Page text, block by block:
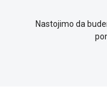
Nastojimo da